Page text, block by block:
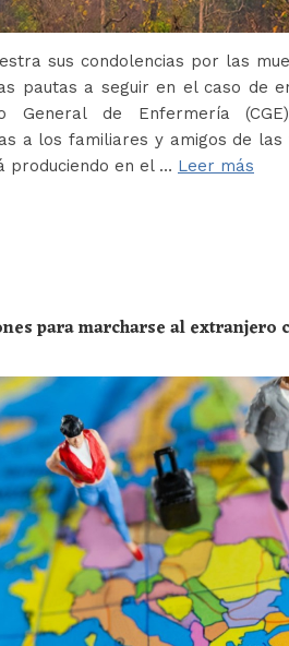
sus condolencias por las
pautas a seguir en el caso de
General de Enfermería
a los familiares y amigos de
produciendo en el … Leer más
para marcharse al extranjero